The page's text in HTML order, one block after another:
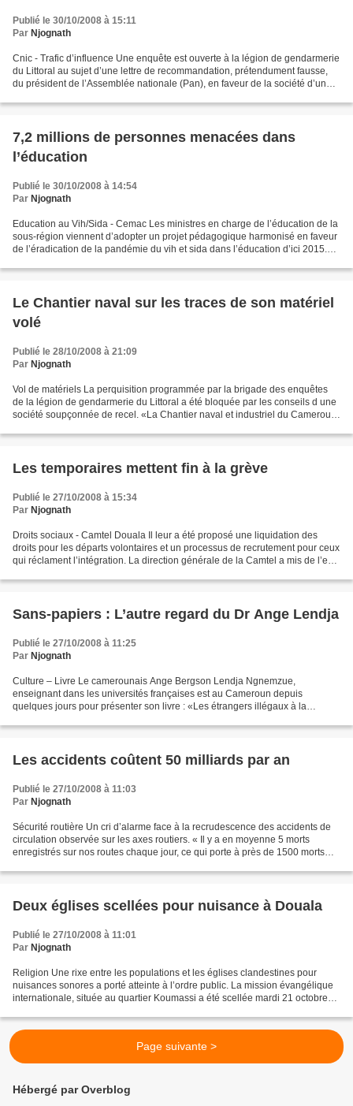
Publié le 30/10/2008 à 15:11
Par Njognath
Cnic - Trafic d’influence Une enquête est ouverte à la légion de gendarmerie
du Littoral au sujet d’une lettre de recommandation, prétendument fausse,
du président de l’Assemblée nationale (Pan), en faveur de la société d’un
7,2 millions de personnes menacées dans
l’éducation
Publié le 30/10/2008 à 14:54
Par Njognath
Education au Vih/Sida - Cemac Les ministres en charge de l’éducation de la
sous-région viennent d’adopter un projet pédagogique harmonisé en faveur
de l’éradication de la pandémie du vih et sida dans l’éducation d’ici 2015.
Le Chantier naval sur les traces de son matériel
volé
Publié le 28/10/2008 à 21:09
Par Njognath
Vol de matériels La perquisition programmée par la brigade des enquêtes
de la légion de gendarmerie du Littoral a été bloquée par les conseils d une
société soupçonnée de recel. «La Chantier naval et industriel du Cameroun
Les temporaires mettent fin à la grève
Publié le 27/10/2008 à 15:34
Par Njognath
Droits sociaux - Camtel Douala Il leur a été proposé une liquidation des
droits pour les départs volontaires et un processus de recrutement pour ceux
qui réclament l’intégration. La direction générale de la Camtel a mis de l’eau
Sans-papiers : L’autre regard du Dr Ange Lendja
Publié le 27/10/2008 à 11:25
Par Njognath
Culture – Livre Le camerounais Ange Bergson Lendja Ngnemzue,
enseignant dans les universités françaises est au Cameroun depuis
quelques jours pour présenter son livre : «Les étrangers illégaux à la
Les accidents coûtent 50 milliards par an
Publié le 27/10/2008 à 11:03
Par Njognath
Sécurité routière Un cri d’alarme face à la recrudescence des accidents de
circulation observée sur les axes routiers. « Il y a en moyenne 5 morts
enregistrés sur nos routes chaque jour, ce qui porte à près de 1500 morts
Deux églises scellées pour nuisance à Douala
Publié le 27/10/2008 à 11:01
Par Njognath
Religion Une rixe entre les populations et les églises clandestines pour
nuisances sonores a porté atteinte à l’ordre public. La mission évangélique
internationale, située au quartier Koumassi a été scellée mardi 21 octobre
Page suivante >
Hébergé par Overblog